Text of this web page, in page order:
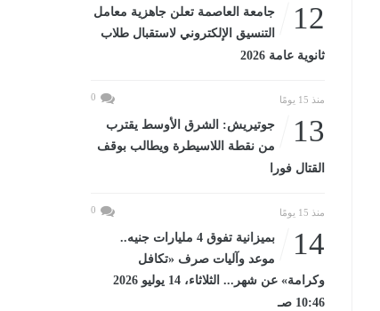
12
جامعة العاصمة تعلن جاهزية معامل
التنسيق الإلكتروني لاستقبال طلاب
ثانوية عامة 2026
منذ 15 يومًا 0
13
جوتيريش: الشرق الأوسط يقترب
من نقطة اللاسيطرة ويطالب بوقف
القتال فورا
منذ 15 يومًا 0
14
بميزانية تفوق 4 مليارات جنيه..
موعد وآليات صرف «تكافل
وكرامة» عن شهر... الثلاثاء، 14 يوليو 2026
10:46 صـ